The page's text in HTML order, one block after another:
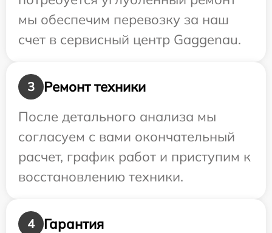
мы обеспечим перевозку за наш
счет в сервисный центр Gaggenau.
3
Ремонт техники
После детального анализа мы
согласуем с вами окончательный
расчет, график работ и приступим к
восстановлению техники.
4
Гарантия